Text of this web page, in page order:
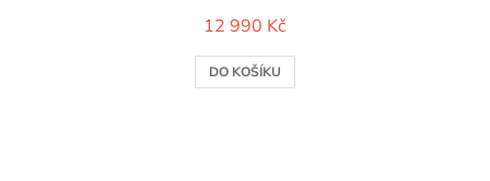
12 990 Kč
DO KOŠÍKU